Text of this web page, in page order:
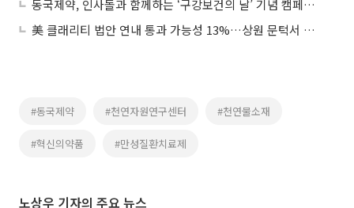
동국제약, 인사돌과 함께하는 ‘구강보건의 날’ 기념 캠페인 진행
美 클래리티 법안 연내 통과 가능성 13%…상원 문턱서 제동
#동국제약 #천연자원연구센터 #천연물소재
#혁신의약품 #만성질환치료제
노상우 기자의 주요 뉴스